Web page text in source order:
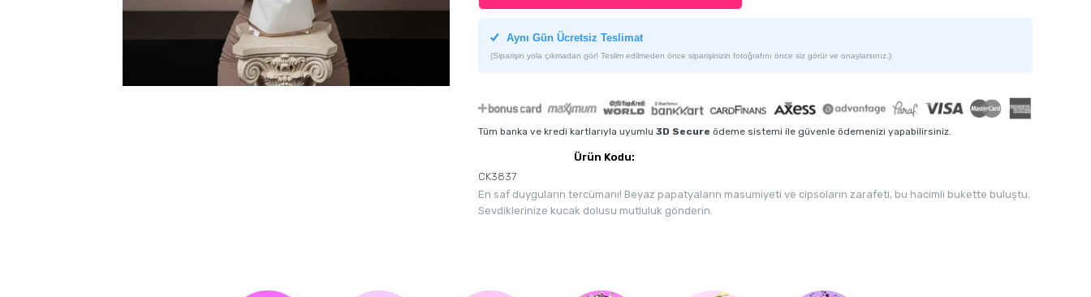
Aynı Gün Ücretsiz Teslimat
(Siparişin yola çıkmadan gör! Teslim edilmeden önce siparişinizin fotoğrafını önce siz görür ve onaylarsınız.)
Tüm banka ve kredi kartlarıyla uyumlu 3D Secure ödeme sistemi ile güvenle ödemenizi yapabilirsiniz.
Ürün Kodu:
CK3837
En saf duyguların tercümanı! Beyaz papatyaların masumiyeti ve cipsoların zarafeti, bu hacimli bukette buluştu.
Sevdiklerinize kucak dolusu mutluluk gönderin.